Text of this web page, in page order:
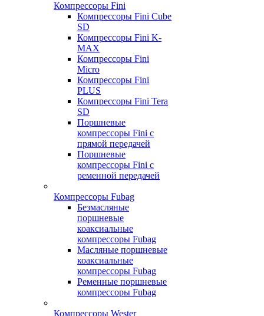
Компрессоры Fini
Компрессоры Fini Cube
SD
Компрессоры Fini K-
MAX
Компрессоры Fini
Micro
Компрессоры Fini
PLUS
Компрессоры Fini Tera
SD
Поршневые
компрессоры Fini с
прямой передачей
Поршневые
компрессоры Fini с
ременной передачей
Компрессоры Fubag
Безмасляные
поршневые
коаксиальные
компрессоры Fubag
Масляные поршневые
коаксиальные
компрессоры Fubag
Ременные поршневые
компрессоры Fubag
Компрессоры Wester